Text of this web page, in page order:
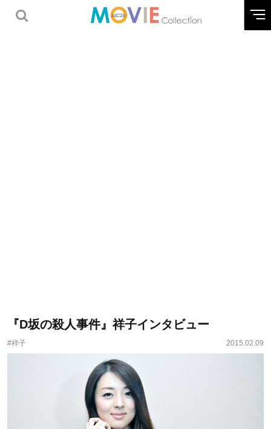
『D坂の殺人事件』祥子インタビュー
#祥子 2015.02.09